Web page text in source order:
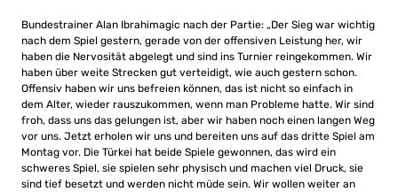
Bundestrainer Alan Ibrahimagic nach der Partie: „Der Sieg war wichtig
nach dem Spiel gestern, gerade von der offensiven Leistung her, wir
haben die Nervosität abgelegt und sind ins Turnier reingekommen. Wir
haben über weite Strecken gut verteidigt, wie auch gestern schon.
Offensiv haben wir uns befreien können, das ist nicht so einfach in
dem Alter, wieder rauszukommen, wenn man Probleme hatte. Wir sind
froh, dass uns das gelungen ist, aber wir haben noch einen langen Weg
vor uns. Jetzt erholen wir uns und bereiten uns auf das dritte Spiel am
Montag vor. Die Türkei hat beide Spiele gewonnen, das wird ein
schweres Spiel, sie spielen sehr physisch und machen viel Druck, sie
sind tief besetzt und werden nicht müde sein. Wir wollen weiter an